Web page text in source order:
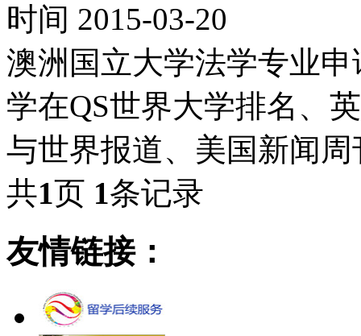
时间 2015-03-20
澳洲国立大学法学专业
学在QS世界大学排名、
与世界报道、美国新闻
共1页 1条记录
友情链接：